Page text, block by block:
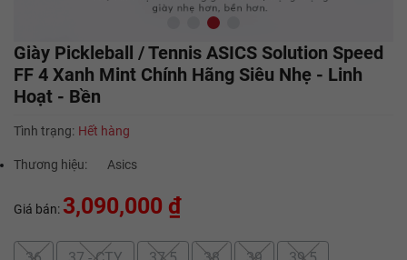
Giày Pickleball / Tennis ASICS Solution Speed
FF 4 Xanh Mint Chính Hãng Siêu Nhẹ - Linh
Hoạt - Bền
Tình trạng: Hết hàng
Thương hiệu: Asics
Giá bán: 3,090,000 ₫